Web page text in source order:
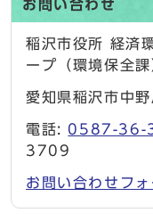
お問い合わせ
稲沢市役所 経済
ープ（環境保全課
愛知県稲沢市中
電話: 0587-36-
3709
お問い合わせフォ